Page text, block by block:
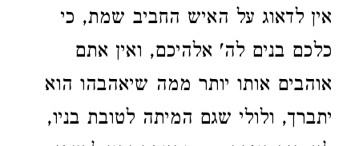
אין לדאוג על האיש החביב שמת, כי
כלכם בנים לה' אלהיכם, ואין אתם
אוהבים אותו יותר ממה שיאהבהו הוא
יתברך, ולולי שגם המיתה לטובת בניו,